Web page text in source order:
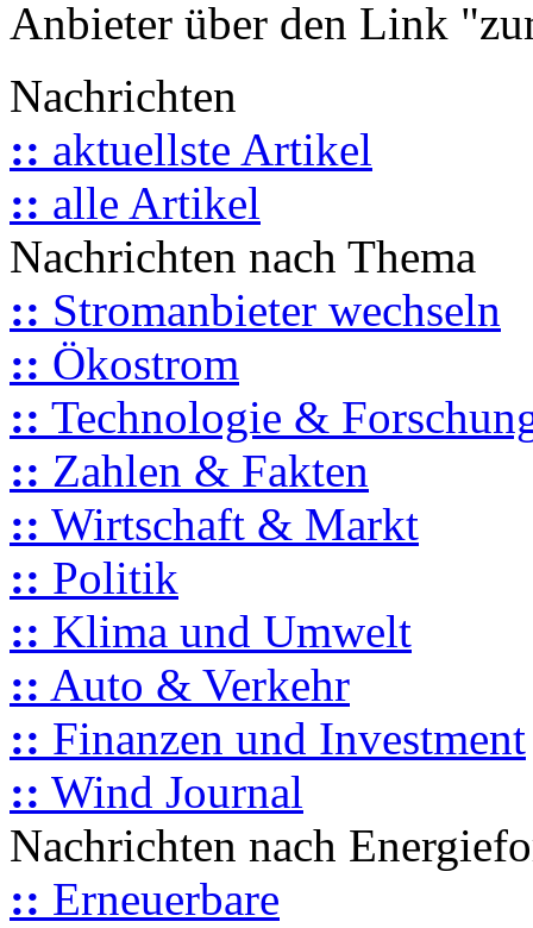
Anbieter über den Link
Nachrichten
:: aktuellste Artikel
:: alle Artikel
Nachrichten nach Thema
:: Stromanbieter wechseln
:: Ökostrom
:: Technologie &
:: Zahlen & Fakten
:: Wirtschaft & Markt
:: Politik
:: Klima und Umwelt
:: Auto & Verkehr
:: Finanzen und Investment
:: Wind Journal
Nachrichten nach
:: Erneuerbare